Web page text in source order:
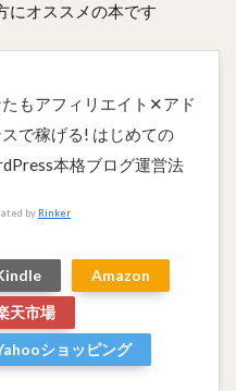
にオススメの本です
もアフィリエイト✕アド
で稼げる! はじめての
本格ブログ運営法
by Rinker
Amazon
天市場
ショッピング